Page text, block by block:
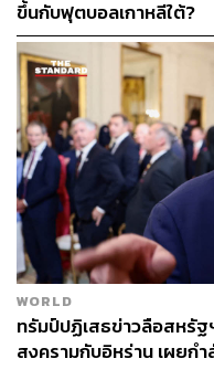
ตอกย้ำปัญหา และประกา
ภารกิจร่วมกันของมนุษยช
ในภาษาพื้นเมือง) โดยมี
1.3 ล้านล้านดอลลาร์ภาย
เนื่องจาก COP29 เพื่อช่
ดัน ‘การเปลี่ยนผ่านอย่าง
นอกจากนี้ การประชุม
ปี ที่ข้อตกลงปารีสเกิดขึ้น
ปรับปรุงเนื้อหา ‘กรอบก
(Nationally Determined
หรือแผนงานที่ระบุว่า แต่
ก๊าซเรือนกระจก เพื่อทำ
เซลเซียสได้อย่างไร โดย
ขึ้นกับฟุตบอลเกาหลีใต้?
WORLD
ทรัมป์ปฏิเสธข่าวลือสหรั
สงครามกับอิหร่าน เผยก